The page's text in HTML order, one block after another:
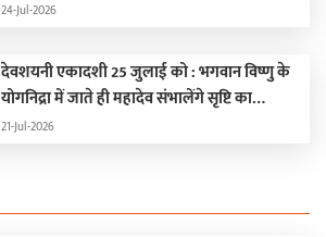
24-Jul-2026
देवशयनी एकादशी 25 जुलाई को : भगवान विष्णु के
योगनिद्रा में जाते ही महादेव संभालेंगे सृष्टि का
संचालन, चार महीने बंद रहेंगे मांगलिक कार्य
21-Jul-2026